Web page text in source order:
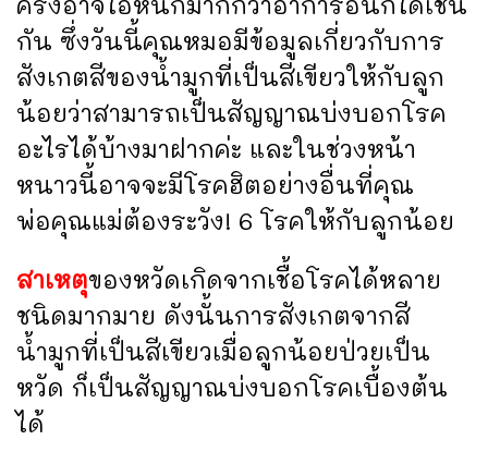
กัน ซึ่งวันนี้คุณหมอมีข้อมูลเกี่ยวกับการ
สังเกตสีของน้ำมูกที่เป็นสีเขียวให้กับลูก
น้อยว่าสามารถเป็นสัญญาณบ่งบอกโรค
อะไรได้บ้างมาฝากค่ะ และในช่วงหน้า
หนาวนี้อาจจะมีโรคฮิตอย่างอื่นที่คุณ
พ่อคุณแม่ต้องระวัง! 6 โรคให้กับลูกน้อย
สาเหตุของหวัดเกิดจากเชื้อโรคได้หลาย
ชนิดมากมาย ดังนั้นการสังเกตจากสี
น้ำมูกที่เป็นสีเขียวเมื่อลูกน้อยป่วยเป็น
หวัด ก็เป็นสัญญาณบ่งบอกโรคเบื้องต้น
ได้